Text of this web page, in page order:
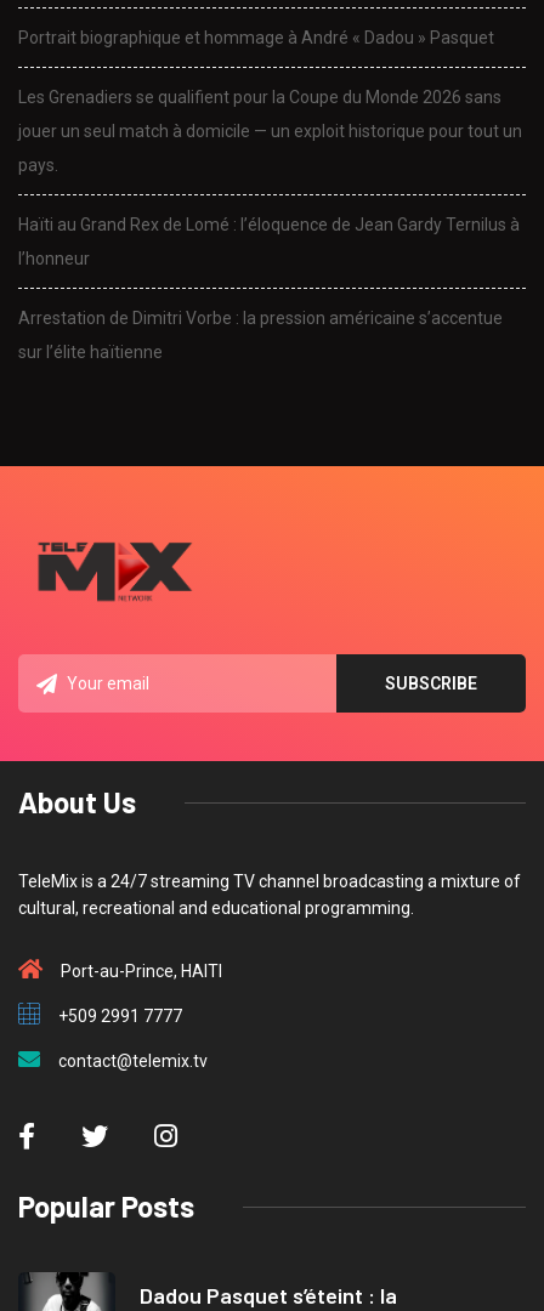
Portrait biographique et hommage à André « Dadou » Pasquet
Les Grenadiers se qualifient pour la Coupe du Monde 2026 sans
jouer un seul match à domicile — un exploit historique pour tout un
pays.
Haïti au Grand Rex de Lomé : l’éloquence de Jean Gardy Ternilus à
l’honneur
Arrestation de Dimitri Vorbe : la pression américaine s’accentue
sur l’élite haïtienne
About Us
TeleMix is a 24/7 streaming TV channel broadcasting a mixture of
cultural, recreational and educational programming.
Port-au-Prince, HAITI
+509 2991 7777
contact@telemix.tv
Popular Posts
Dadou Pasquet s’éteint : la